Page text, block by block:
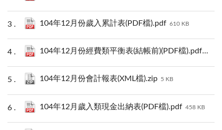
104年12月份歲入累計表(PDF檔).pdf 610 KB
104年12月份經費類平衡表(結帳前)(PDF檔).pdf 431
104年12月份會計報表(XML檔).zip 5 KB
104年12月歲入類現金出納表(PDF檔).pdf 458 KB